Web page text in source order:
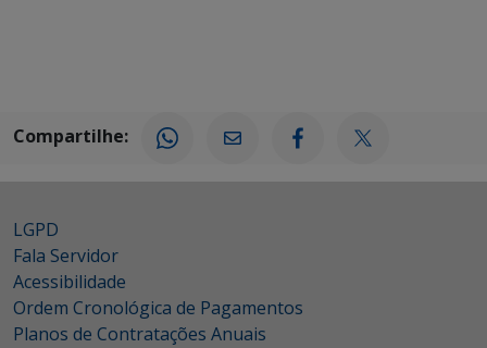
Compartilhe:
LGPD
Fala Servidor
Acessibilidade
Ordem Cronológica de Pagamentos
Planos de Contratações Anuais